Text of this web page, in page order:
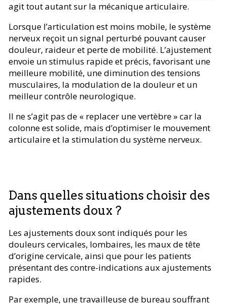
agit tout autant sur la mécanique articulaire.
Lorsque l’articulation est moins mobile, le système
nerveux reçoit un signal perturbé pouvant causer
douleur, raideur et perte de mobilité. L’ajustement
envoie un stimulus rapide et précis, favorisant une
meilleure mobilité, une diminution des tensions
musculaires, la modulation de la douleur et un
meilleur contrôle neurologique.
Il ne s’agit pas de « replacer une vertèbre » car la
colonne est solide, mais d’optimiser le mouvement
articulaire et la stimulation du système nerveux.
Dans quelles situations choisir des
ajustements doux ?
Les ajustements doux sont indiqués pour les
douleurs cervicales, lombaires, les maux de tête
d’origine cervicale, ainsi que pour les patients
présentant des contre-indications aux ajustements
rapides.
Par exemple, une travailleuse de bureau souffrant